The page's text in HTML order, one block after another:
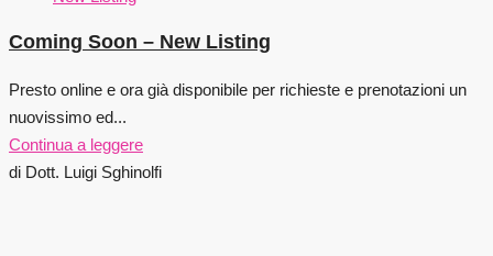
Coming Soon – New Listing
Presto online e ora già disponibile per richieste e prenotazioni un
nuovissimo ed...
Continua a leggere
di Dott. Luigi Sghinolfi